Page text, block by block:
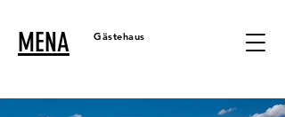
MENA Gästehaus